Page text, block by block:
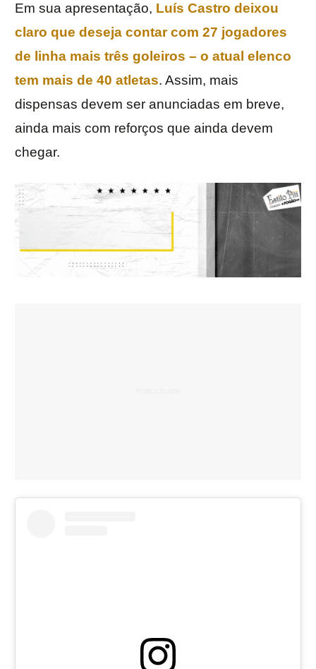
Em sua apresentação, Luís Castro deixou
claro que deseja contar com 27 jogadores
de linha mais três goleiros – o atual elenco
tem mais de 40 atletas. Assim, mais
dispensas devem ser anunciadas em breve,
ainda mais com reforços que ainda devem
chegar.